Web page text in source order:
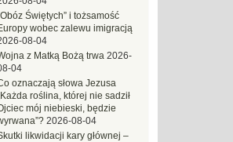
Świętych” i tożsamość
wobec zalewu imigracją
08-04
z Matką Bożą trwa 2026-
04
oznaczają słowa Jezusa
roślina, której nie sadził
mój niebieski, będzie
2026-08-04
likwidacji kary głównej –